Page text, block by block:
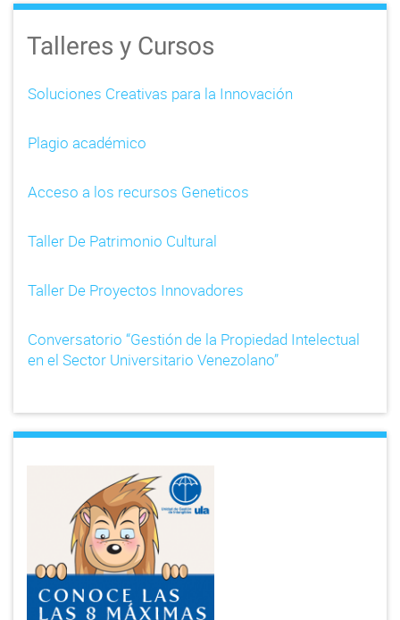
Talleres y Cursos
Soluciones Creativas para la Innovación
Plagio académico
Acceso a los recursos Geneticos
Taller De Patrimonio Cultural
Taller De Proyectos Innovadores
Conversatorio “Gestión de la Propiedad Intelectual
en el Sector Universitario Venezolano”